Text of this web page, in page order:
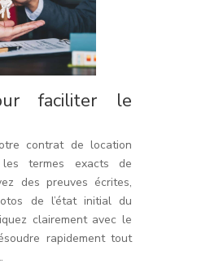
faciliter le
contrat de location
les termes exacts de
des preuves écrites,
de l’état initial du
clairement avec le
rapidement tout